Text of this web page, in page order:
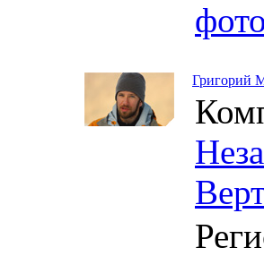
Григорий